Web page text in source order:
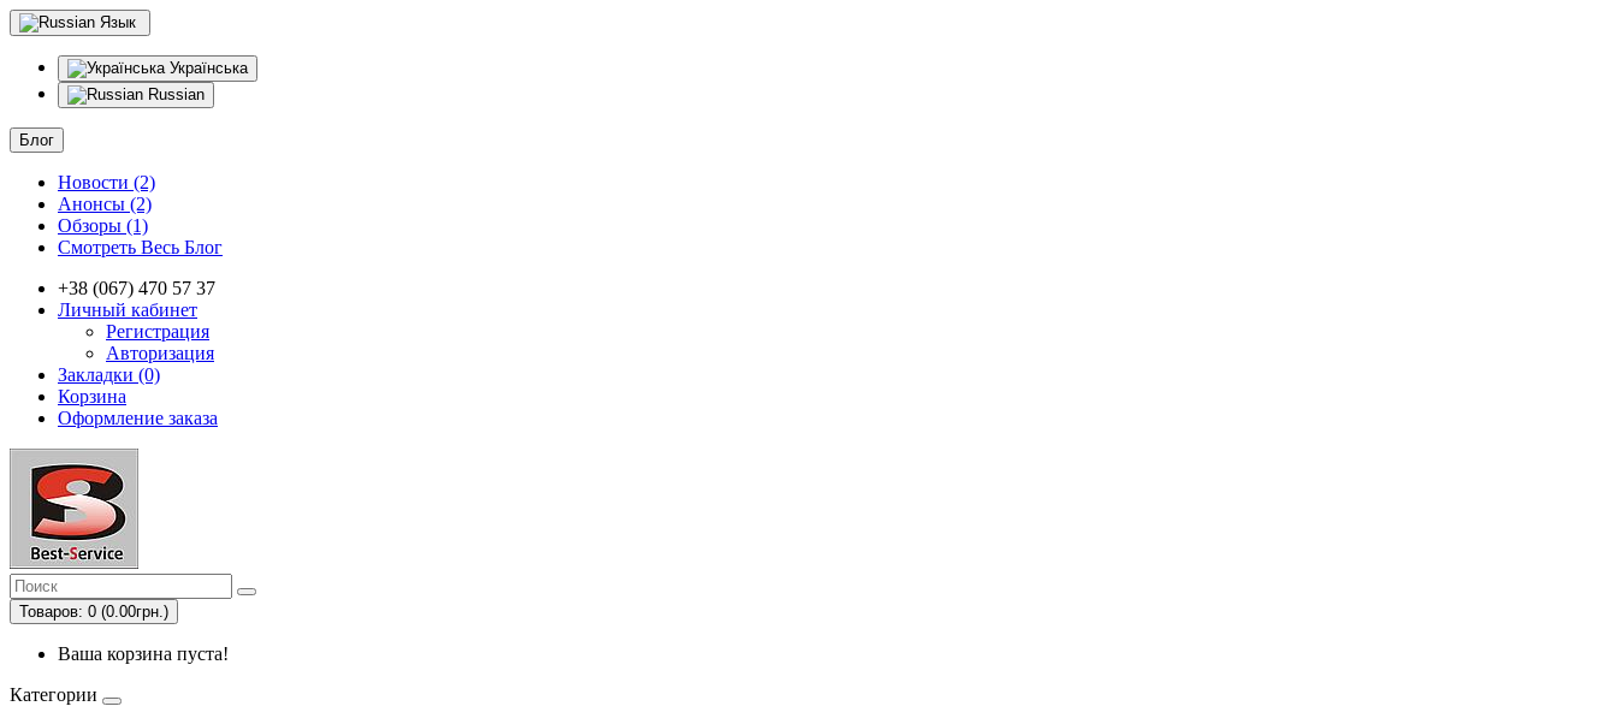
Язык
Українська
Russian
Блог
Новости (2)
Анонсы (2)
Обзоры (1)
Смотреть Весь Блог
+38 (067) 470 57 37
Личный кабинет
Регистрация
Авторизация
Закладки (0)
Корзина
Оформление заказа
Товаров: 0 (0.00грн.)
Ваша корзина пуста!
Категории